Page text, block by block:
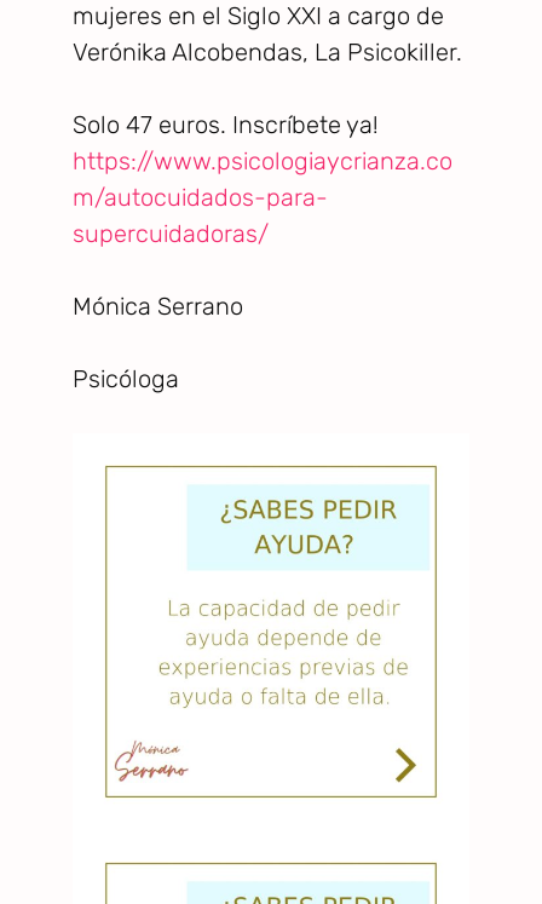
mujeres en el Siglo XXI a cargo de
Verónika Alcobendas, La Psicokiller.
Solo 47 euros. Inscríbete ya!
https://www.psicologiaycrianza.co
m/autocuidados-para-
supercuidadoras/
Mónica Serrano
Psicóloga